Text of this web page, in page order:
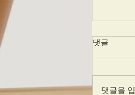
댓글
댓글을